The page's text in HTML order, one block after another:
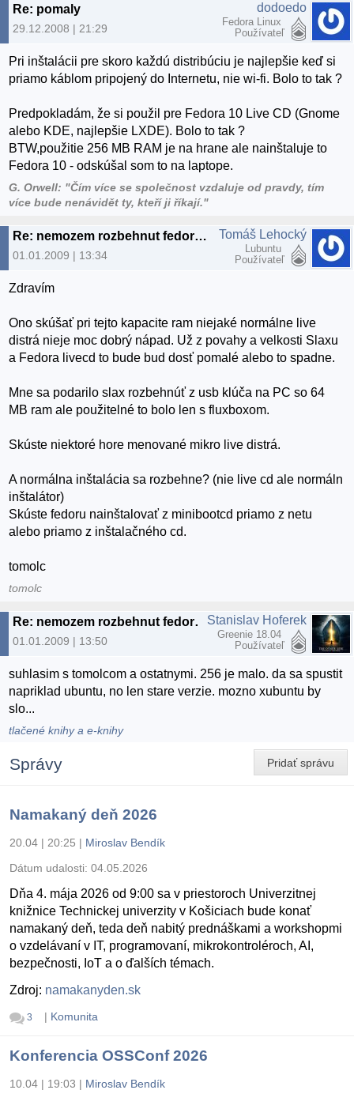
Re: pomaly
29.12.2008 | 21:29
dodoedo
Fedora Linux
Používateľ
Pri inštalácii pre skoro každú distribúciu je najlepšie keď si
priamo káblom pripojený do Internetu, nie wi-fi. Bolo to tak ?
Predpokladám, že si použil pre Fedora 10 Live CD (Gnome
alebo KDE, najlepšie LXDE). Bolo to tak ?
BTW,použitie 256 MB RAM je na hrane ale nainštaluje to
Fedora 10 - odskúšal som to na laptope.
G. Orwell: "Čím více se společnost vzdaluje od pravdy, tím
více bude nenávidět ty, kteří ji říkají."
Re: nemozem rozbehnut fedoru ani slax
01.01.2009 | 13:34
Tomáš Lehocký
Lubuntu
Používateľ
Zdravím
Ono skúšať pri tejto kapacite ram niejaké normálne live
distrá nieje moc dobrý nápad. Už z povahy a velkosti Slaxu
a Fedora livecd to bude bud dosť pomalé alebo to spadne.
Mne sa podarilo slax rozbehnúť z usb klúča na PC so 64
MB ram ale použitelné to bolo len s fluxboxom.
Skúste niektoré hore menované mikro live distrá.
A normálna inštalácia sa rozbehne? (nie live cd ale normáln
inštalátor)
Skúste fedoru nainštalovať z minibootcd priamo z netu
alebo priamo z inštalačného cd.
tomolc
tomolc
Re: nemozem rozbehnut fedoru ani slax
01.01.2009 | 13:50
Stanislav Hoferek
Greenie 18.04
Používateľ
suhlasim s tomolcom a ostatnymi. 256 je malo. da sa spustit
napriklad ubuntu, no len stare verzie. mozno xubuntu by
slo...
tlačené knihy a e-knihy
Pridať správu
Správy
Namakaný deň 2026
20.04 | 20:25 | Miroslav Bendík
Dátum udalosti: 04.05.2026
Dňa 4. mája 2026 od 9:00 sa v priestoroch Univerzitnej
knižnice Technickej univerzity v Košiciach bude konať
namakaný deň, teda deň nabitý prednáškami a workshopmi
o vzdelávaní v IT, programovaní, mikrokontroléroch, AI,
bezpečnosti, IoT a o ďalších témach.
Zdroj: namakanyden.sk
3 | Komunita
Konferencia OSSConf 2026
10.04 | 19:03 | Miroslav Bendík